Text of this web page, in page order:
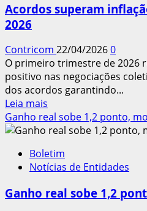
Acordos superam
2026
Contricom 22/04/20260
O primeiro trimestre de 2026
positivo nas negociações
dos acordos garantindo...
Leia mais
mais
sobre
superam
inflação
1º
Ganho real sobe 1,2 ponto,
Boletim
Notícias de Entidades
Ganho real sobe 1,2